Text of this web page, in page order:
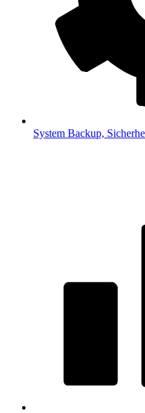
System Backup,